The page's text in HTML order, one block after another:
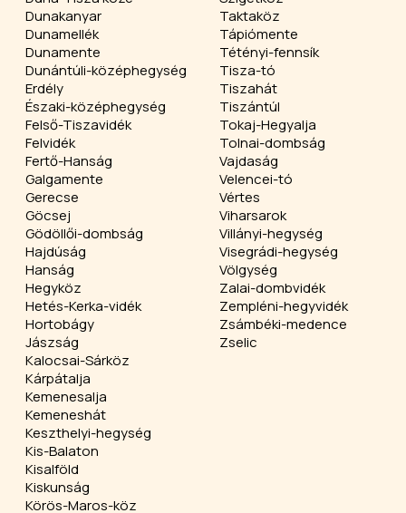
Dunakanyar
Dunamellék
Dunamente
Dunántúli-középhegység
Erdély
Északi-középhegység
Felső-Tiszavidék
Felvidék
Fertő-Hanság
Galgamente
Gerecse
Göcsej
Gödöllői-dombság
Hajdúság
Hanság
Hegyköz
Hetés-Kerka-vidék
Hortobágy
Jászság
Kalocsai-Sárköz
Kárpátalja
Kemenesalja
Kemeneshát
Keszthelyi-hegység
Kis-Balaton
Kisalföld
Kiskunság
Körös-Maros-köz
Taktaköz
Tápiómente
Tétényi-fennsík
Tisza-tó
Tiszahát
Tiszántúl
Tokaj-Hegyalja
Tolnai-dombság
Vajdaság
Velencei-tó
Vértes
Viharsarok
Villányi-hegység
Visegrádi-hegység
Völgység
Zalai-dombvidék
Zempléni-hegyvidék
Zsámbéki-medence
Zselic